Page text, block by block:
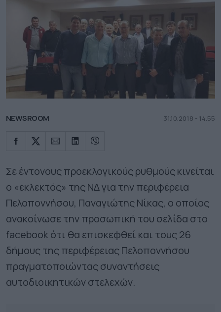
NEWSROOM 31.10.2018 - 14.55
Σε έντονους προεκλογικούς ρυθμούς κινείται
ο «εκλεκτός» της ΝΔ για την περιφέρεια
Πελοποννήσου, Παναγιώτης Νίκας, ο οποίος
ανακοίνωσε την προσωπική του σελίδα στο
facebook ότι θα επισκεφθεί και τους 26
δήμους της περιφέρειας Πελοποννήσου
πραγματοποιώντας συναντήσεις
αυτοδιοικητικών στελεχών.